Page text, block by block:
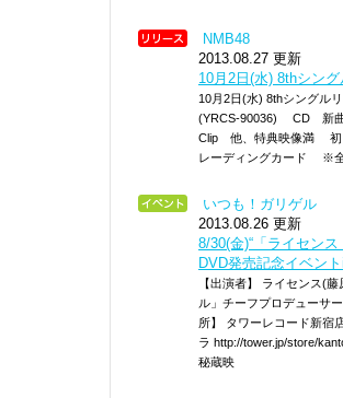
NMB48
2013.08.27 更新
10月2日(水) 8thシン
10月2日(水) 8thシングル
(YRCS-90036) CD 新
Clip 他、特典映像満
レーディングカード ※
いつも！ガリゲル
2013.08.26 更新
8/30(金)“「ライセン
DVD発売記念イベン
【出演者】 ライセンス(
ル」チーフプロデューサ
所】 タワーレコード新
ラ http://tower.jp/store/
秘蔵映